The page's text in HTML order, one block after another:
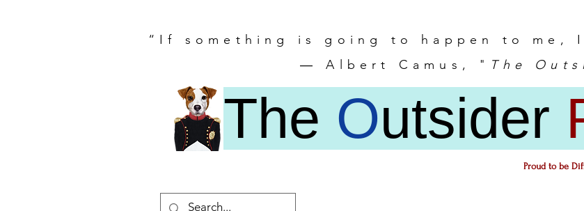
“If something is going to happen to me,
― Albert Camus, " The
The Outsider
Proud to be